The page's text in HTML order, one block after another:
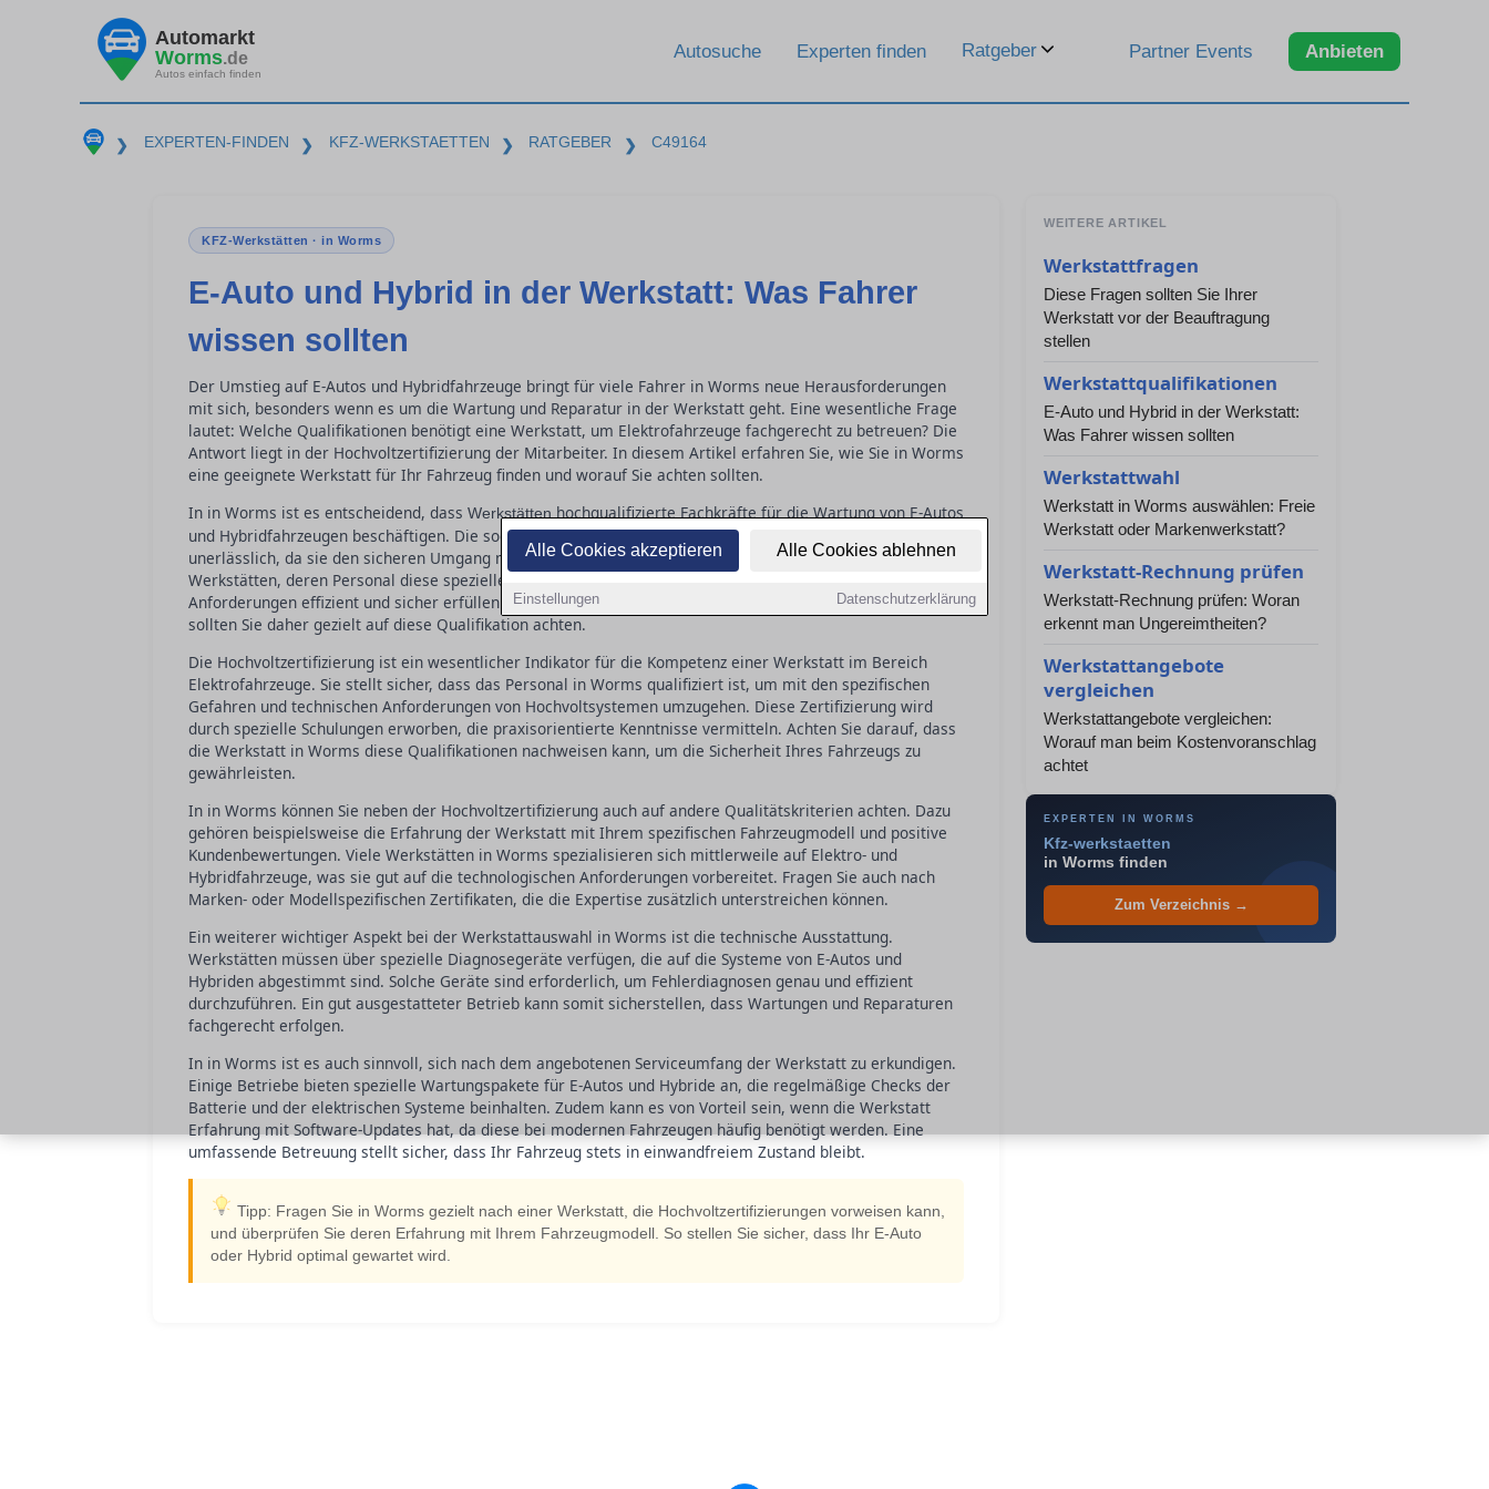
Alle Cookies akzeptieren Alle Cookies ablehnen
Einstellungen Datenschutzerklärung
Automarkt
Worms.de
Autos einfach finden
Autosuche Experten finden Ratgeber Partner Events Anbieten
❯ EXPERTEN-FINDEN ❯ KFZ-WERKSTAETTEN ❯ RATGEBER ❯ C49164
KFZ-Werkstätten · in Worms
E-Auto und Hybrid in der Werkstatt: Was Fahrer
wissen sollten
Der Umstieg auf E-Autos und Hybridfahrzeuge bringt für viele Fahrer in Worms neue Herausforderungen
mit sich, besonders wenn es um die Wartung und Reparatur in der Werkstatt geht. Eine wesentliche Frage
lautet: Welche Qualifikationen benötigt eine Werkstatt, um Elektrofahrzeuge fachgerecht zu betreuen? Die
Antwort liegt in der Hochvoltzertifizierung der Mitarbeiter. In diesem Artikel erfahren Sie, wie Sie in Worms
eine geeignete Werkstatt für Ihr Fahrzeug finden und worauf Sie achten sollten.
In in Worms ist es entscheidend, dass Werkstättenhochqualifizierte Fachkräfte für die Wartung von E-Autos
und Hybridfahrzeugen beschäftigen. Die sogenannte Hochvoltzertifizierung der Mitarbeiter ist hierbei
unerlässlich, da sie den sicheren Umgang mit den Hochvoltsystemen solcher Fahrzeuge garantiert. Nur
Werkstätten, deren Personal diese spezielle Schulung abgeschlossen hat, können die komplexen
Anforderungen effizient und sicher erfüllen. Bei der Suche nach einer geeigneten Werkstatt in Worms
sollten Sie daher gezielt auf diese Qualifikation achten.
Die Hochvoltzertifizierung ist ein wesentlicher Indikator für die Kompetenz einer Werkstatt im Bereich
Elektrofahrzeuge. Sie stellt sicher, dass das Personal in Worms qualifiziert ist, um mit den spezifischen
Gefahren und technischen Anforderungen von Hochvoltsystemen umzugehen. Diese Zertifizierung wird
durch spezielle Schulungen erworben, die praxisorientierte Kenntnisse vermitteln. Achten Sie darauf, dass
die Werkstatt in Worms diese Qualifikationen nachweisen kann, um die Sicherheit Ihres Fahrzeugs zu
gewährleisten.
In in Worms können Sie neben der Hochvoltzertifizierung auch auf andere Qualitätskriterien achten. Dazu
gehören beispielsweise die Erfahrung der Werkstatt mit Ihrem spezifischen Fahrzeugmodell und positive
Kundenbewertungen. Viele Werkstätten in Worms spezialisieren sich mittlerweile auf Elektro- und
Hybridfahrzeuge, was sie gut auf die technologischen Anforderungen vorbereitet. Fragen Sie auch nach
Marken- oder Modellspezifischen Zertifikaten, die die Expertise zusätzlich unterstreichen können.
Ein weiterer wichtiger Aspekt bei der Werkstattauswahl in Worms ist die technische Ausstattung.
Werkstätten müssen über spezielle Diagnosegeräte verfügen, die auf die Systeme von E-Autos und
Hybriden abgestimmt sind. Solche Geräte sind erforderlich, um Fehlerdiagnosen genau und effizient
durchzuführen. Ein gut ausgestatteter Betrieb kann somit sicherstellen, dass Wartungen und Reparaturen
fachgerecht erfolgen.
In in Worms ist es auch sinnvoll, sich nach dem angebotenen Serviceumfang der Werkstatt zu erkundigen.
Einige Betriebe bieten spezielle Wartungspakete für E-Autos und Hybride an, die regelmäßige Checks der
Batterie und der elektrischen Systeme beinhalten. Zudem kann es von Vorteil sein, wenn die Werkstatt
Erfahrung mit Software-Updates hat, da diese bei modernen Fahrzeugen häufig benötigt werden. Eine
umfassende Betreuung stellt sicher, dass Ihr Fahrzeug stets in einwandfreiem Zustand bleibt.
Tipp: Fragen Sie in Worms gezielt nach einer Werkstatt, die Hochvoltzertifizierungen vorweisen kann,
und überprüfen Sie deren Erfahrung mit Ihrem Fahrzeugmodell. So stellen Sie sicher, dass Ihr E-Auto
oder Hybrid optimal gewartet wird.
WEITERE ARTIKEL
Werkstattfragen
Diese Fragen sollten Sie Ihrer
Werkstatt vor der Beauftragung
stellen
Werkstattqualifikationen
E-Auto und Hybrid in der Werkstatt:
Was Fahrer wissen sollten
Werkstattwahl
Werkstatt in Worms auswählen: Freie
Werkstatt oder Markenwerkstatt?
Werkstatt-Rechnung prüfen
Werkstatt-Rechnung prüfen: Woran
erkennt man Ungereimtheiten?
Werkstattangebote
vergleichen
Werkstattangebote vergleichen:
Worauf man beim Kostenvoranschlag
achtet
EXPERTEN IN WORMS
Kfz-werkstaetten
in Worms finden
Zum Verzeichnis →